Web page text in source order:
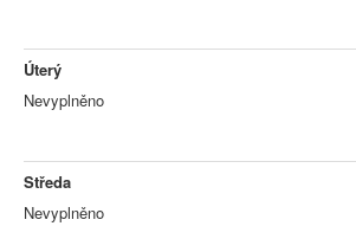
Úterý
Nevyplněno
Středa
Nevyplněno